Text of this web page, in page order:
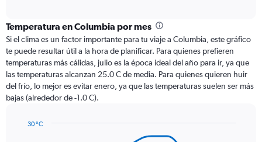
categories.
Range:
12
categories.
The
chart
has
1
axis
Temperatura en Columbia por mes
Si el clima es un factor importante para tu viaje a Columbia, este gráfico
te puede resultar útil a la hora de planificar. Para quienes prefieren
temperaturas más cálidas, julio es la época ideal del año para ir, ya que
las temperaturas alcanzan 25.0 C de media. Para quienes quieren huir
del frío, lo mejor es evitar enero, ya que las temperaturas suelen ser más
bajas (alrededor de -1.0 C).
30 °C